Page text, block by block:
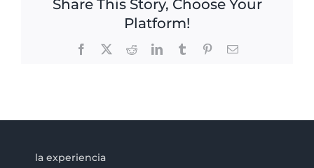
Share This Story, Choose Your
Platform!
Facebook RedditLinkedInTumblr PinterestEmail
la experiencia